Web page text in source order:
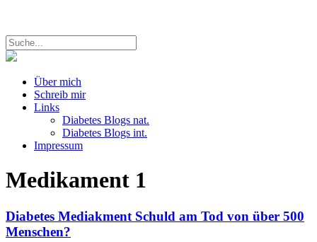
Über mich
Schreib mir
Links
Diabetes Blogs nat.
Diabetes Blogs int.
Impressum
Medikament 1
Diabetes Mediakment Schuld am Tod von über 500
Menschen?